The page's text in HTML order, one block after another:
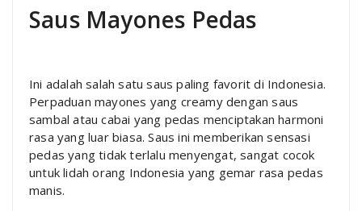
Saus Mayones Pedas
Ini adalah salah satu saus paling favorit di Indonesia.
Perpaduan mayones yang creamy dengan saus
sambal atau cabai yang pedas menciptakan harmoni
rasa yang luar biasa. Saus ini memberikan sensasi
pedas yang tidak terlalu menyengat, sangat cocok
untuk lidah orang Indonesia yang gemar rasa pedas
manis.